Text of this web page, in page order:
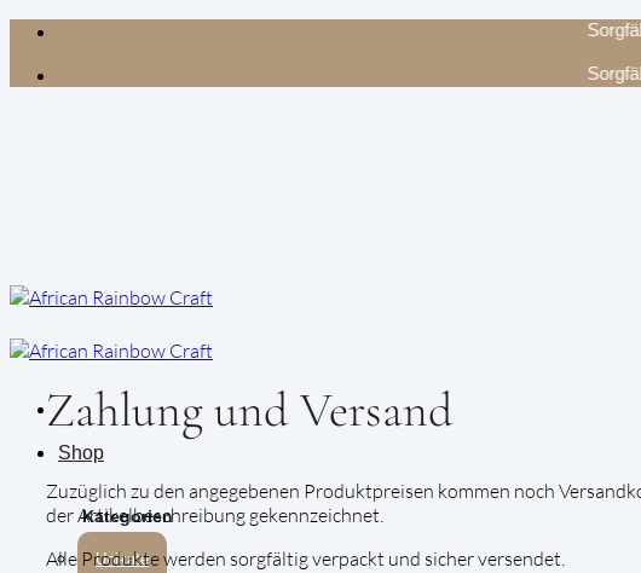
Zum
springen
Shop
Kategorien
Unikate
Zahlung und Versand
Zuzüglich zu den angegebenen Produktpreisen kommen noch
der Artikelbeschreibung gekennzeichnet.
Alle Produkte werden sorgfältig verpackt und sicher versendet.